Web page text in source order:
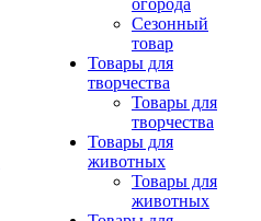
огорода
Сезонный
товар
Товары для
творчества
Товары для
творчества
Товары для
животных
Товары для
животных